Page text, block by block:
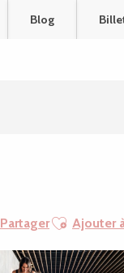
Blog
PartagerAjouter aux
Ajouter